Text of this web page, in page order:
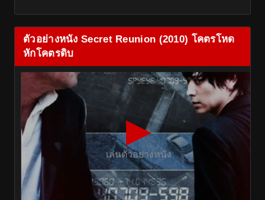
ตัวอย่างหนัง Secret Reunion (2010) โคตรโหด
หักโคตรดิบ
▶
เล่นตัวอย่างหนัง